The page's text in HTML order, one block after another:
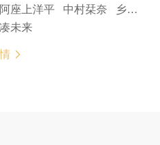
阿座上洋平 中村栞奈 乡田翼 羊宫妃那 三川华月
凑未来
